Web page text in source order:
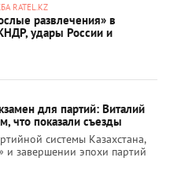
RATEL.KZ
развлечения» в
удары России и
для партий: Виталий
что показали съезды
системы Казахстана,
и завершении эпохи партий